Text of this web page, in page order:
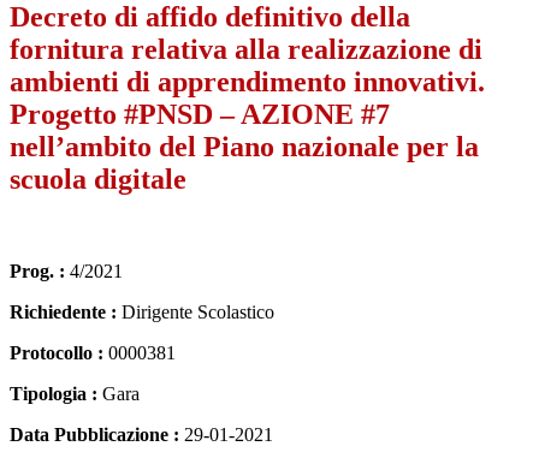
Decreto di affido definitivo della
fornitura relativa alla realizzazione di
ambienti di apprendimento innovativi.
Progetto #PNSD – AZIONE #7
nell’ambito del Piano nazionale per la
scuola digitale
Prog. : 4/2021
Richiedente : Dirigente Scolastico
Protocollo : 0000381
Tipologia : Gara
Data Pubblicazione : 29-01-2021